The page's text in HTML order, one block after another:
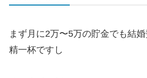
まず月に2万〜5万の貯金でも結
精一杯ですし